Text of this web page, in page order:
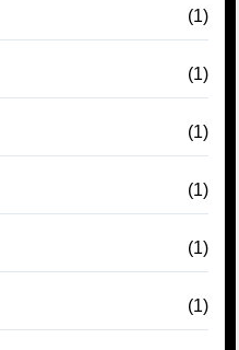
(1)
(1)
(1)
(1)
(1)
(1)